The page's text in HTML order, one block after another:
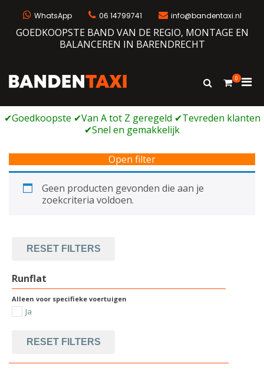
WhatsApp 06 14799741 info@bandentaxi.nl
GOEDKOOPSTE BAND VAN DE REGIO, MONTAGE EN
BALANCEREN IN BARENDRECHT
Bandengarage met eigen webshop
Toon
0
voor
Open filter
Geen producten gevonden die aan je
zoekcriteria voldoen.
RESET FILTERS
Runflat
Alleen voor specifieke voertuigen
Ja
RESET FILTERS